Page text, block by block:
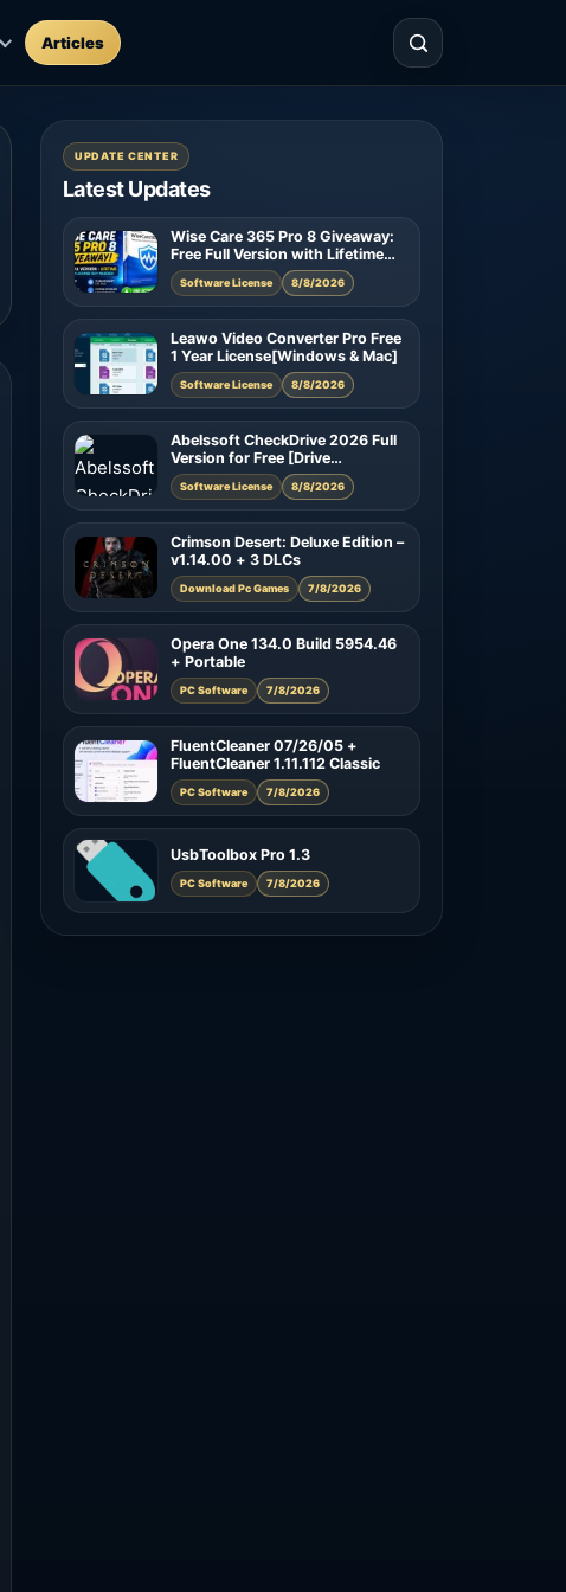
Articles
UPDATE CENTER
Latest Updates
Wise Care 365 Pro 8 Giveaway:
Free Full Version with Lifetime
License
Software License 8/8/2026
Leawo Video Converter Pro Free
1 Year License[Windows & Mac]
Software License 8/8/2026
Abelssoft CheckDrive 2026 Full
Version for Free [Drive
Diagnostic Software]
Software License 8/8/2026
Crimson Desert: Deluxe Edition –
v1.14.00 + 3 DLCs
Download Pc Games 7/8/2026
Opera One 134.0 Build 5954.46
+ Portable
PC Software 7/8/2026
FluentCleaner 07/26/05 +
FluentCleaner 1.11.112 Classic
PC Software 7/8/2026
UsbToolbox Pro 1.3
PC Software 7/8/2026